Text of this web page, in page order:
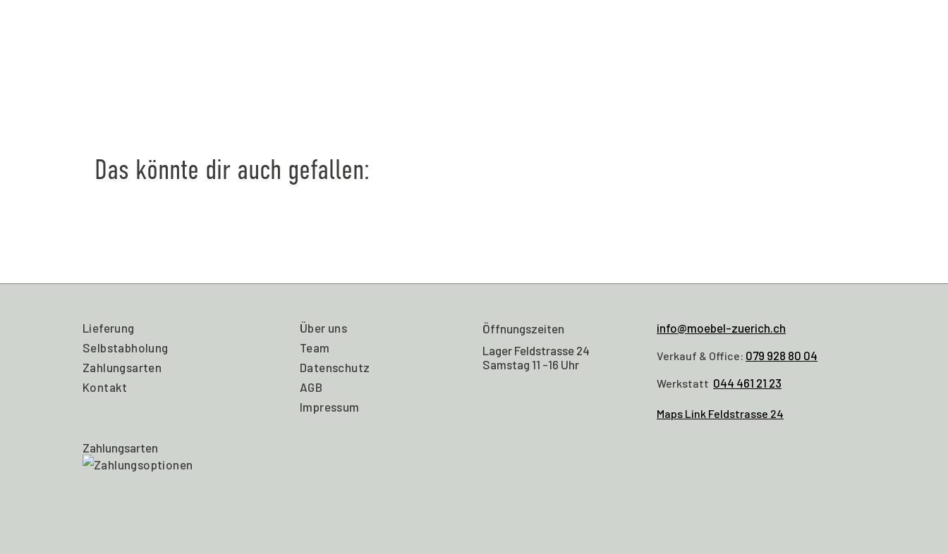
Das könnte dir auch gefallen:
Lieferung
Selbstabholung
Zahlungsarten
Kontakt
Über uns
Team
Datenschutz
AGB
Impressum
Zahlungsarten
Öffnungszeiten
Lager Feldstrasse 24
Samstag 11 -16 Uhr
info@moebel-zuerich.ch
Verkauf & Office: 079 928 80 04
Werkstatt 044 461 21 23
Maps Link Feldstrasse 24